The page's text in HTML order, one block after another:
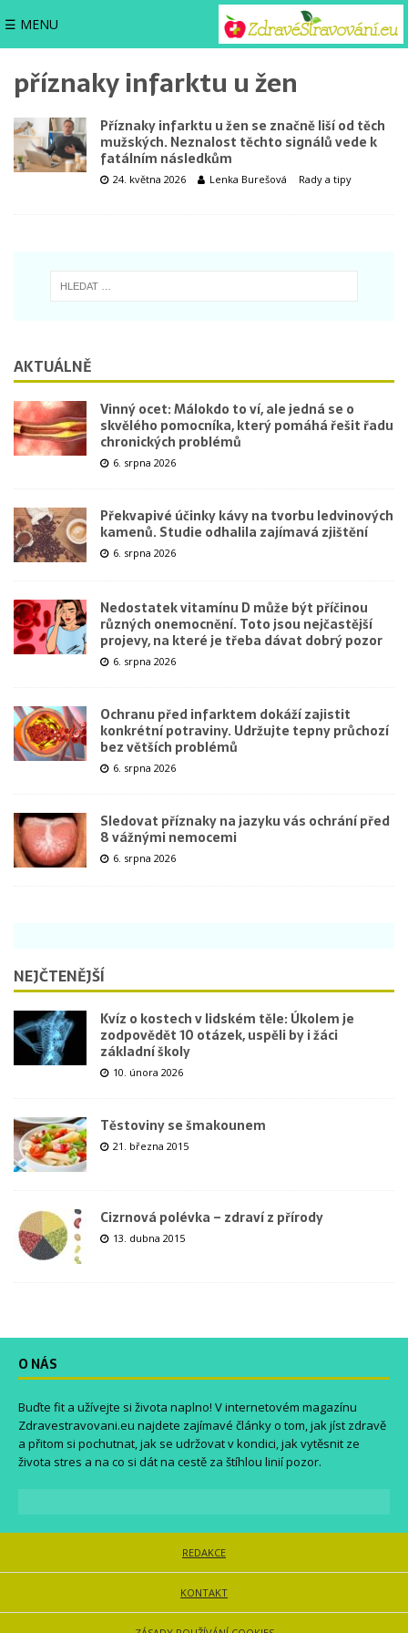
☰ MENU
příznaky infarktu u žen
Příznaky infarktu u žen se značně liší od těch
mužských. Neznalost těchto signálů vede k
fatálním následkům
24. května 2026 Lenka Burešová Rady a tipy
AKTUÁLNĚ
Vinný ocet: Málokdo to ví, ale jedná se o
skvělého pomocníka, který pomáhá řešit řadu
chronických problémů
6. srpna 2026
Překvapivé účinky kávy na tvorbu ledvinových
kamenů. Studie odhalila zajímavá zjištění
6. srpna 2026
Nedostatek vitamínu D může být příčinou
různých onemocnění. Toto jsou nejčastější
projevy, na které je třeba dávat dobrý pozor
6. srpna 2026
Ochranu před infarktem dokáží zajistit
konkrétní potraviny. Udržujte tepny průchozí
bez větších problémů
6. srpna 2026
Sledovat příznaky na jazyku vás ochrání před
8 vážnými nemocemi
6. srpna 2026
NEJČTENĚJŠÍ
Kvíz o kostech v lidském těle: Úkolem je
zodpovědět 10 otázek, uspěli by i žáci
základní školy
10. února 2026
Těstoviny se šmakounem
21. března 2015
Cizrnová polévka – zdraví z přírody
13. dubna 2015
O NÁS
Buďte fit a užívejte si života naplno! V internetovém magazínu
Zdravestravovani.eu najdete zajímavé články o tom, jak jíst zdravě
a přitom si pochutnat, jak se udržovat v kondici, jak vytěsnit ze
života stres a na co si dát na cestě za štíhlou linií pozor.
REDAKCE
KONTAKT